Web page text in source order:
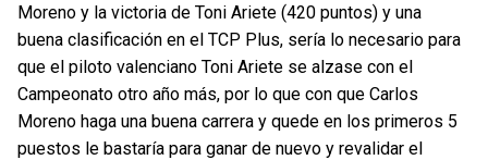
Moreno y la victoria de Toni Ariete (420 puntos) y una
buena clasificación en el TCP Plus, sería lo necesario para
que el piloto valenciano Toni Ariete se alzase con el
Campeonato otro año más, por lo que con que Carlos
Moreno haga una buena carrera y quede en los primeros 5
puestos le bastaría para ganar de nuevo y revalidar el